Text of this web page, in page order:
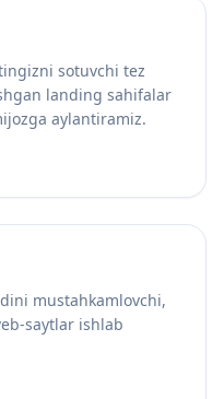
sotuvchi tez
landing sahifalar
aylantiramiz.
mustahkamlovchi,
saytlar ishlab